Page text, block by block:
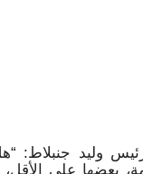
وليد جنبلاط:
بعضها على